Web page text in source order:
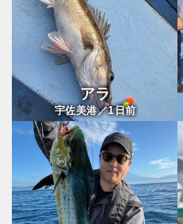
アラ
宇佐美港／1日前